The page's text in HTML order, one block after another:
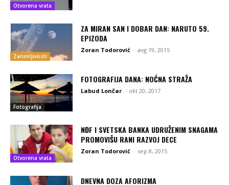
Otvorena vrata
Zanimljivosti
ZA MIRAN SAN I DOBAR DAN: NARUTO 59.
EPIZODA
Zoran Todorović - avg 19, 2015
Fotografija
FOTOGRAFIJA DANA: NOĆNA STRAŽA
Labud Lončar - okt 20, 2017
Otvorena vrata
NĐF I SVETSKA BANKA UDRUŽENIM SNAGAMA
PROMOVIŠU RANI RAZVOJ DECE
Zoran Todorović - sep 8, 2015
DNEVNA DOZA AFORIZMA